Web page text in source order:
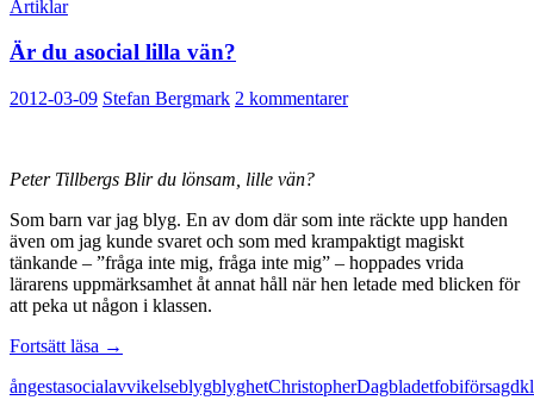
Artiklar
Är du asocial lilla vän?
2012-03-09 Stefan Bergmark 2 kommentarer
Peter Tillbergs Blir du lönsam, lille vän?
Som barn var jag blyg. En av dom där som inte räckte upp handen
även om jag kunde svaret och som med krampaktigt magiskt
tänkande – ”fråga inte mig, fråga inte mig” – hoppades vrida
lärarens uppmärksamhet åt annat håll när hen letade med blicken för
att peka ut någon i klassen.
Fortsätt läsa Är
asocial
→
ångestasocialavvikelseblygblyghetChristopherDagbladetfobiförsagd